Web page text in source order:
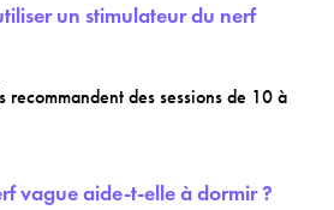
un stimulateur du nerf
recommandent des sessions de 10 à
vague aide-t-elle à dormir ?